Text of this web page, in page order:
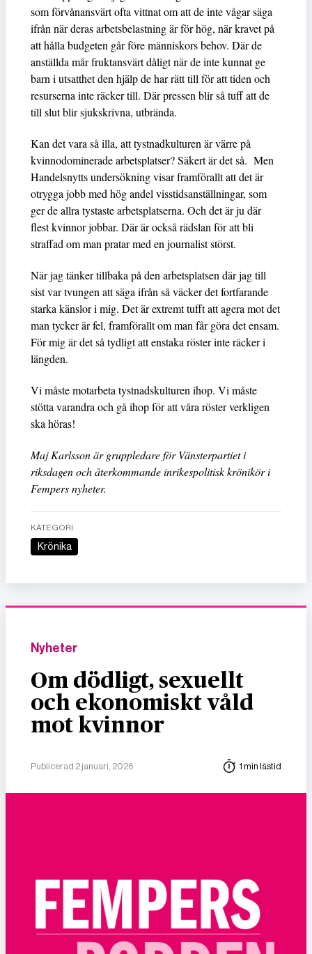
som förvånansvärt ofta vittnat om att de inte vågar säga
ifrån när deras arbetsbelastning är för hög, när kravet på
att hålla budgeten går före människors behov. Där de
anställda mår fruktansvärt dåligt när de inte kunnat ge
barn i utsatthet den hjälp de har rätt till för att tiden och
resurserna inte räcker till. Där pressen blir så tuff att de
till slut blir sjukskrivna, utbrända.
Kan det vara så illa, att tystnadkulturen är värre på
kvinnodominerade arbetsplatser? Säkert är det så. Men
Handelsnytts undersökning visar framförallt att det är
otrygga jobb med hög andel visstidsanställningar, som
ger de allra tystaste arbetsplatserna. Och det är ju där
flest kvinnor jobbar. Där är också rädslan för att bli
straffad om man pratar med en journalist störst.
När jag tänker tillbaka på den arbetsplatsen där jag till
sist var tvungen att säga ifrån så väcker det fortfarande
starka känslor i mig. Det är extremt tufft att agera mot det
man tycker är fel, framförallt om man får göra det ensam.
För mig är det så tydligt att enstaka röster inte räcker i
längden.
Vi måste motarbeta tystnadskulturen ihop. Vi måste
stötta varandra och gå ihop för att våra röster verkligen
ska höras!
Maj Karlsson är gruppledare för Vänsterpartiet i
riksdagen och återkommande inrikespolitisk krönikör i
Fempers nyheter.
KATEGORI
Krönika
Nyheter
Om dödligt, sexuellt
och ekonomiskt våld
mot kvinnor
Publicerad 2 januari, 2026 1 min lästid